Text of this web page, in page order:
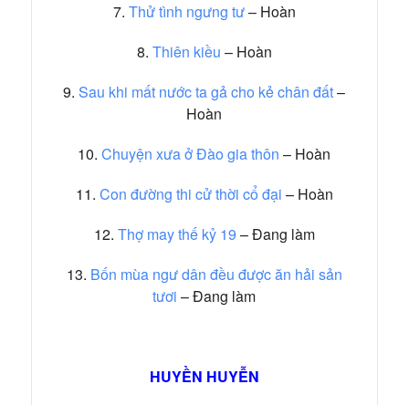
7. Thử tình ngưng tư– Hoàn
8. Thiên kiều – Hoàn
9.Sau khi mất nước ta gả cho kẻ chân đất–
Hoàn
10.Chuyện xưa ở Đào gia thôn – Hoàn
11. Con đường thi cử thời cổ đại – Hoàn
12. Thợ may thế kỷ 19 – Đang làm
13. Bốn mùa ngư dân đều được ăn hải sản
tươi – Đang làm
HUYỀN HUYỄN